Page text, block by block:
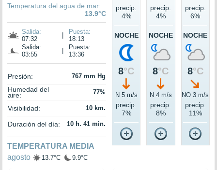
Temperatura del agua de mar:
13.9°C
Salida:
07:32
Puesta:
18:13
Salida:
03:55
Puesta:
13:36
Presión: 767 mm Hg
Humedad del
aire: 77%
Visibilidad: 10 km.
Duración del día: 10 h. 41 min.
TEMPERATURA MEDIA
agosto
13.7°C 9.9°C
precip.
4%
NOCHE
8°C
N 5 m/s
precip.
7%
precip.
4%
NOCHE
8°C
N 4 m/s
precip.
8%
precip.
6%
NOCHE
8°C
NO 3 m/s
precip.
11%